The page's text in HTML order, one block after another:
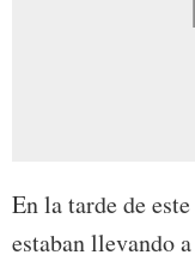
En la tarde de
estaban llevando